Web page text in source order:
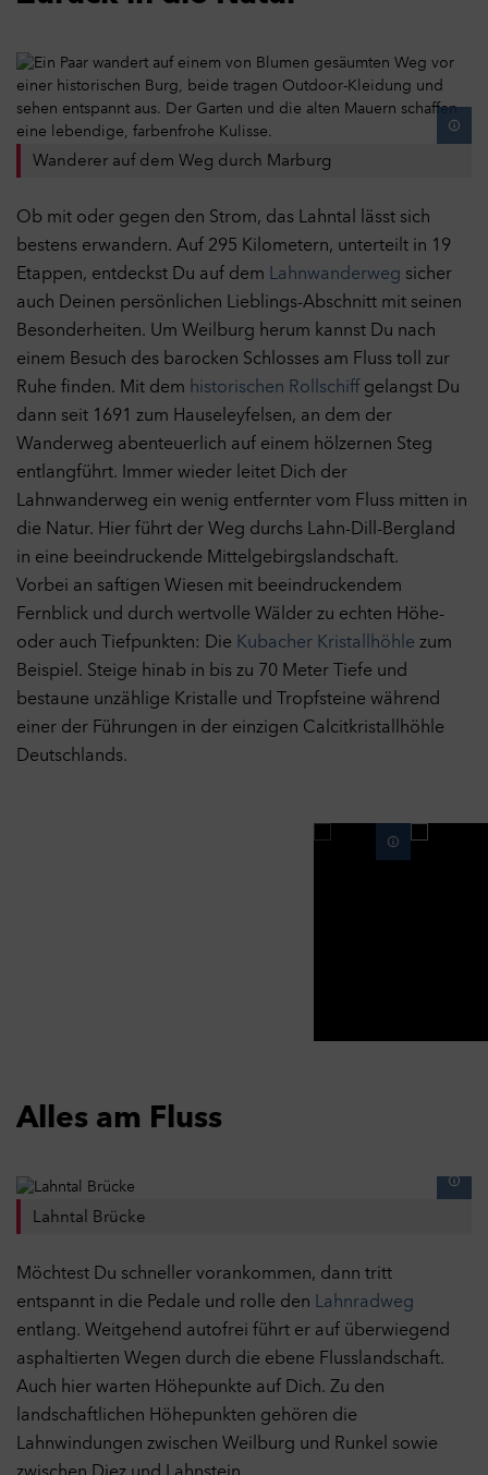
Wanderer auf dem Weg durch Marburg
Ob mit oder gegen den Strom, das Lahntal lässt sich
bestens erwandern. Auf 295 Kilometern, unterteilt in 19
Etappen, entdeckst Du auf dem Lahnwanderweg sicher
auch Deinen persönlichen Lieblings-Abschnitt mit seinen
Besonderheiten. Um Weilburg herum kannst Du nach
einem Besuch des barocken Schlosses am Fluss toll zur
Ruhe finden. Mit dem historischen Rollschiff gelangst Du
dann seit 1691 zum Hauseleyfelsen, an dem der
Wanderweg abenteuerlich auf einem hölzernen Steg
entlangführt. Immer wieder leitet Dich der
Lahnwanderweg ein wenig entfernter vom Fluss mitten in
die Natur. Hier führt der Weg durchs Lahn-Dill-Bergland
in eine beeindruckende Mittelgebirgslandschaft.
Vorbei an saftigen Wiesen mit beeindruckendem
Fernblick und durch wertvolle Wälder zu echten Höhe-
oder auch Tiefpunkten: Die Kubacher Kristallhöhle zum
Beispiel. Steige hinab in bis zu 70 Meter Tiefe und
bestaune unzählige Kristalle und Tropfsteine während
einer der Führungen in der einzigen Calcitkristallhöhle
Deutschlands.
Alles am Fluss
Lahntal Brücke
Möchtest Du schneller vorankommen, dann tritt
entspannt in die Pedale und rolle den Lahnradweg
entlang. Weitgehend autofrei führt er auf überwiegend
asphaltierten Wegen durch die ebene Flusslandschaft.
Auch hier warten Höhepunkte auf Dich. Zu den
landschaftlichen Höhepunkten gehören die
Lahnwindungen zwischen Weilburg und Runkel sowie